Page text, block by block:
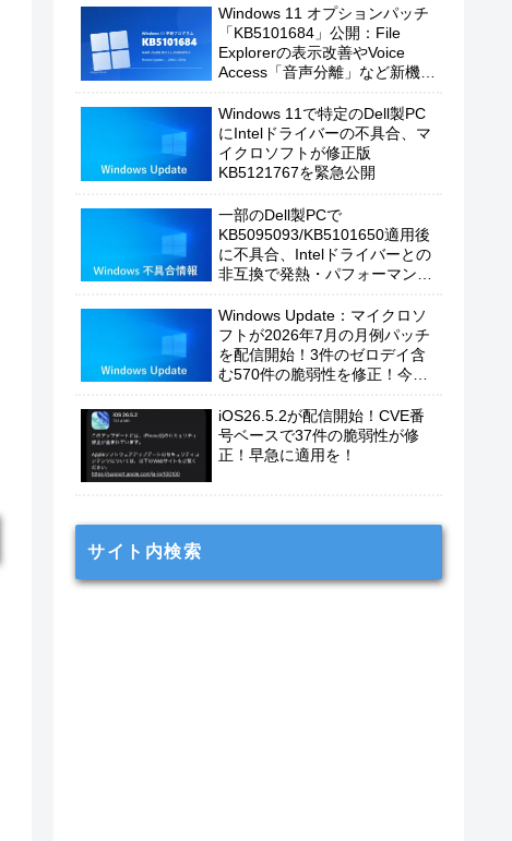
Windows 11 オプションパッチ
「KB5101684」公開：File
Explorerの表示改善やVoice
Access「音声分離」など新機能
Windows 11で特定のDell製PC
にIntelドライバーの不具合、マ
イクロソフトが修正版
KB5121767を緊急公開
一部のDell製PCで
KB5095093/KB5101650適用後
に不具合、Intelドライバーとの
非互換で発熱・パフォーマンス
Windows Update：マイクロソ
フトが2026年7月の月例パッチ
を配信開始！3件のゼロデイ含
む570件の脆弱性を修正！今す
iOS26.5.2が配信開始！CVE番
号ベースで37件の脆弱性が修
正！早急に適用を！
サイト内検索